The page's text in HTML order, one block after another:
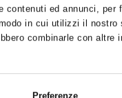
contenuti ed annunci,
in cui utilizzi il
combinarle con
Preferenze